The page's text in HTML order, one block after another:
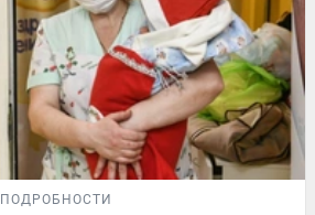
ПОДРОБНОСТИ